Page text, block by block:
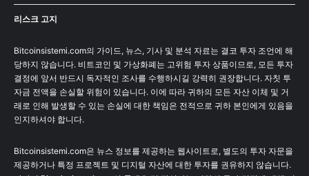
리스크 고지
Bitcoinsistemi.com의 가이드, 뉴스, 기사 및 분석 자료는 결코 투자 조언에 해
당하지 않습니다. 비트코인 및 가상화폐는 고위험 투자 상품이므로, 모든 투자
결정에 앞서 반드시 독자적인 조사를 수행하시길 강력히 권장합니다. 자칫 투
자금 전액을 손실할 위험이 있습니다. 이에 따라 귀하의 모든 자산 이체 및 거
래로 인해 발생할 수 있는 손실에 대한 책임은 전적으로 귀하 본인에게 있음을
인지하셔야 합니다.
Bitcoinsistemi.com은 뉴스 정보를 제공하는 웹사이트로, 별도의 투자 자문을
제공하거나 특정 프로젝트 및 디지털 자산에 대한 투자를 권유하지 않습니다.